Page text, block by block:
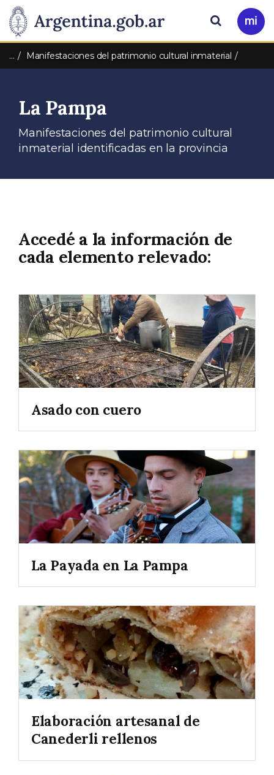
Presidencia
de
Nación
Pasar al contenido principal
Ir
a
Buscar
… Manifestaciones del patrimonio cultural inmaterial
La Pampa
Manifestaciones del patrimonio cultural
inmaterial identificadas en la provincia
Accedé a la información de
cada elemento relevado:
Asado con cuero
La Payada en La Pampa
Elaboración artesanal de
Canederli rellenos